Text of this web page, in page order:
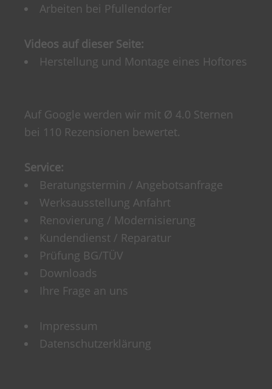
Arbeiten bei Pfullendorfer
Videos auf dieser Seite:
Herstellung und Montage eines Hoftores
Auf Google werden wir mit Ø 4.0 Sternen
bei 110 Rezensionen bewertet.
Service:
Beratungstermin / Angebotsanfrage
Werksausstellung Anfahrt
Renovierung / Modernisierung
Kundendienst / Reparatur
Prüfung BG/TÜV
Downloads
Ihre Frage an uns
Impressum
Datenschutzerklärung